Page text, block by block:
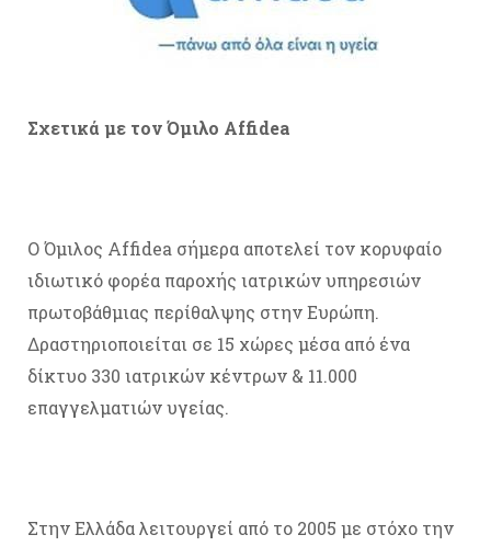
Σχετικά με τον Όμιλο Affidea
Ο Όμιλος Affidea σήμερα αποτελεί τον κορυφαίο
ιδιωτικό φορέα παροχής ιατρικών υπηρεσιών
πρωτοβάθμιας περίθαλψης στην Ευρώπη.
Δραστηριοποιείται σε 15 χώρες μέσα από ένα
δίκτυο 330 ιατρικών κέντρων & 11.000
επαγγελματιών υγείας.
Στην Ελλάδα λειτουργεί από το 2005 με στόχο την